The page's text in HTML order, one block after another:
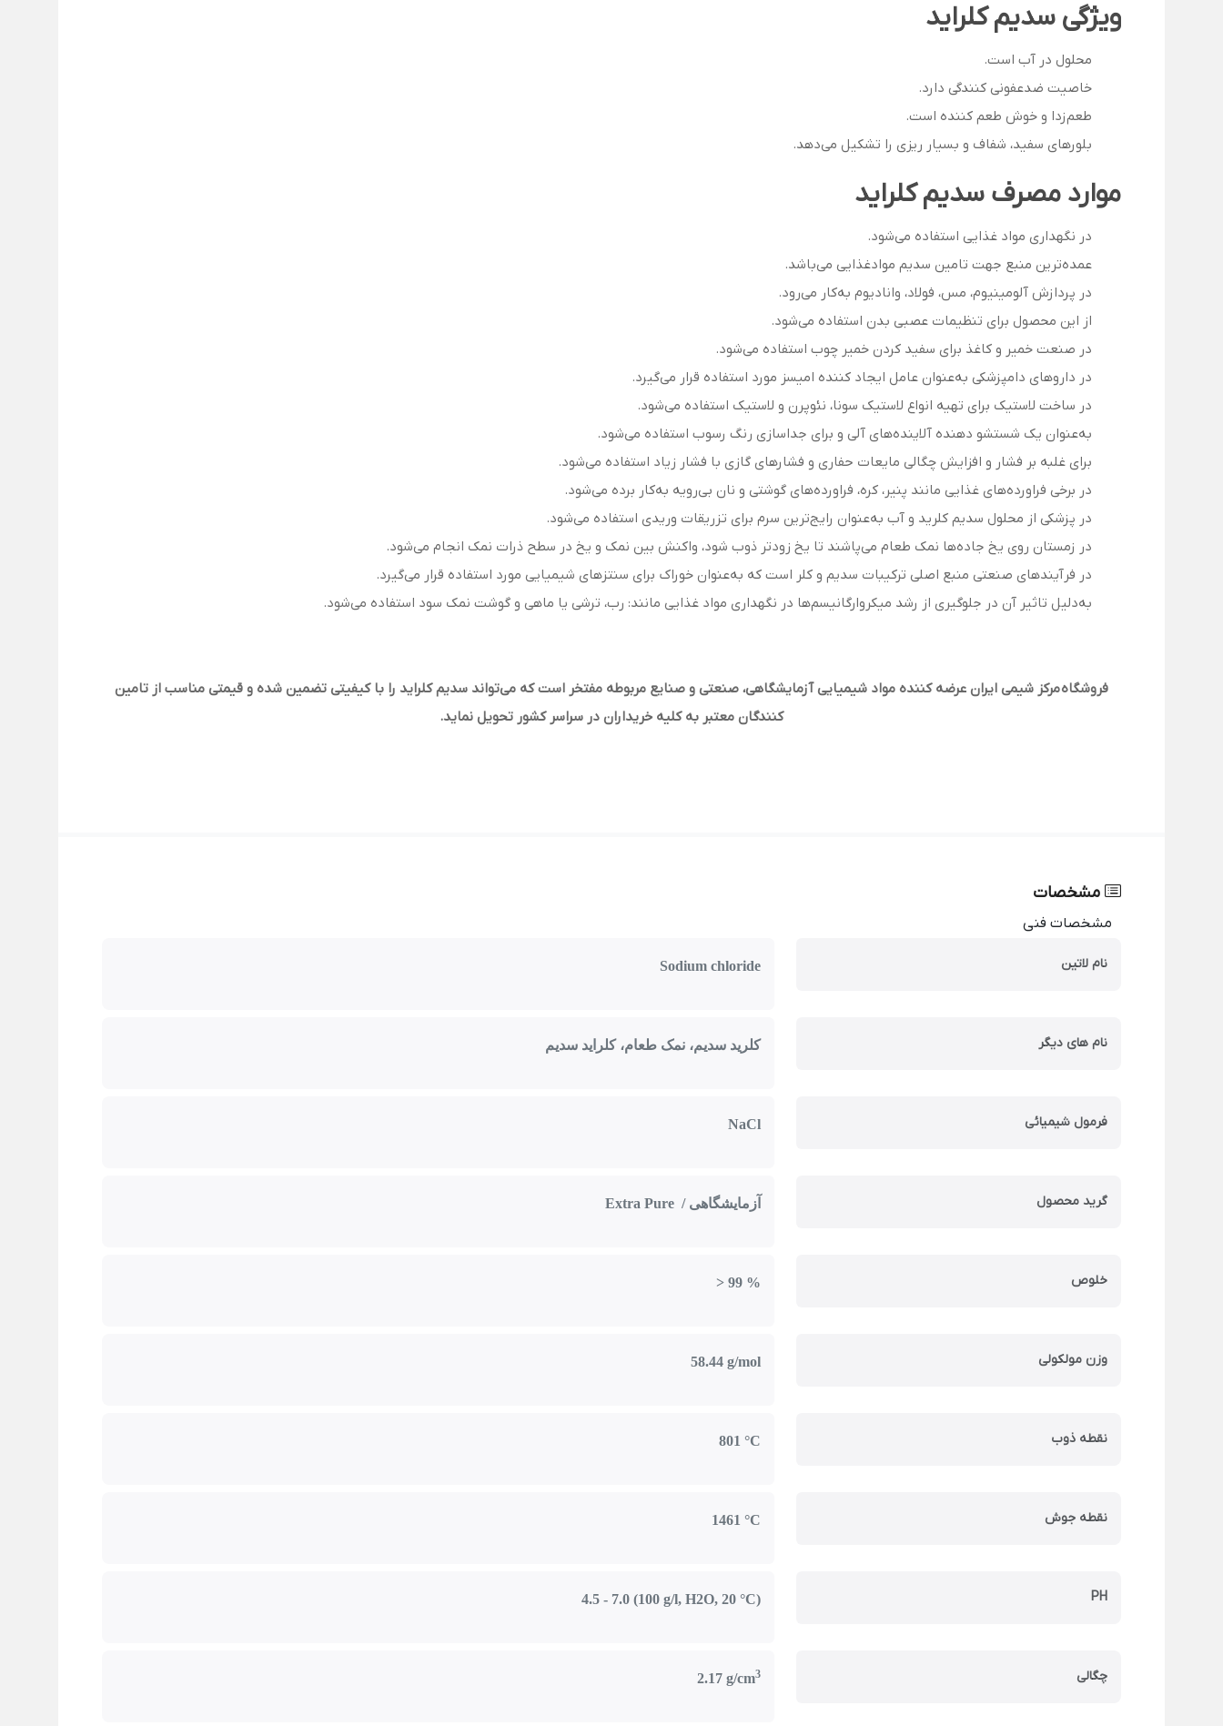
ویژگی سدیم کلراید
محلول در آب است.
خاصیت ضدعفونی کنندگی دارد.
طعم‌زدا و خوش طعم کننده است.
بلورهای سفید، شفاف و بسیار ریزی را تشکیل می‌دهد.
موارد مصرف سدیم کلراید
در نگهداری مواد غذایی استفاده می‌شود.
عمده‌ترین منبع جهت تامین سدیم موادغذایی می‌باشد.
در پردازش آلومینیوم، مس، فولاد، وانادیوم به‌کار می‌رود.
از این محصول برای تنظیمات عصبی بدن استفاده می‌شود.
در صنعت خمیر و کاغذ برای سفید کردن خمیر چوب استفاده می‌شود.
در داروهای دامپزشکی به‌عنوان عامل ایجاد کننده امیسز مورد استفاده قرار می‌گیرد.
در ساخت لاستیک برای تهیه انواع لاستیک سونا، نئوپرن و لاستیک استفاده می‌شود.
به‌عنوان یک شستشو دهنده آلاینده‌های آلی و برای جداسازی رنگ رسوب استفاده می‌شود.
برای غلبه بر فشار و افزایش چگالی مایعات حفاری و فشارهای گازی با فشار زیاد استفاده می‌شود.
در برخی فراورده‌های غذایی مانند پنیر، کره، فراورده‌های گوشتی و نان بی‌رویه به‌کار برده می‌شود.
در پزشکی از محلول سدیم کلرید و آب به‌عنوان رایج‌ترین سرم برای تزریقات وریدی استفاده می‌شود.
در زمستان روی یخ جاده‌ها نمک طعام می‌پاشند تا یخ زودتر ذوب شود، واکنش بین نمک و یخ در سطح ذرات نمک انجام می‌شود.
در فرآیندهای صنعتی منبع اصلی ترکیبات سدیم و کلر است که به‌عنوان خوراک برای سنتزهای شیمیایی مورد استفاده قرار می‌گیرد.
به‌دلیل تاثیر آن در جلوگیری از رشد میکروارگانیسم‌ها در نگهداری مواد غذایی مانند: رب، ترشی یا ماهی و گوشت نمک سود استفاده می‌شود.
فروشگاه مرکز شیمی ایران عرضه کننده مواد شیمیایی آزمایشگاهی، صنعتی و صنایع مربوطه مفتخر است که می‌تواند سدیم کلراید را با کیفیتی تضمین شده و قیمتی مناسب از تامین
کنندگان معتبر به کلیه خریداران در سراسر کشور تحویل نماید.
مشخصات
مشخصات فنی
نام لاتین Sodium chloride
نام های دیگر کلرید سدیم، نمک طعام، کلراید سدیم
فرمول شیمیائی NaCl
گرید محصول آزمایشگاهی / Extra Pure
خلوص > 99 %
وزن مولکولی 58.44 g/mol
نقطه ذوب 801 °C
نقطه جوش 1461 °C
PH
4.5 - 7.0 (100 g/l, H2O, 20 °C)
چگالی 2.17 g/cm3